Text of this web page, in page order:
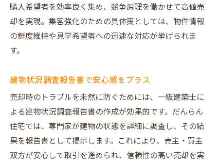
購入希望者を効率良く集め、競争原理を働かせて高値売
却を実現。集客強化のための具体策としては、物件情報
の鮮度維持や見学希望者への迅速な対応が挙げられま
す。
建物状況調査報告書で安心感をプラス
売却時のトラブルを未然に防ぐためには、一級建築士に
よる建物状況調査報告書の作成が効果的です。だんらん
住宅では、専門家が建物の状態を詳細に調査し、その結
果を報告書として提示します。これにより、売主・買主
双方が安心して取引を進められ、信頼性の高い売却を実